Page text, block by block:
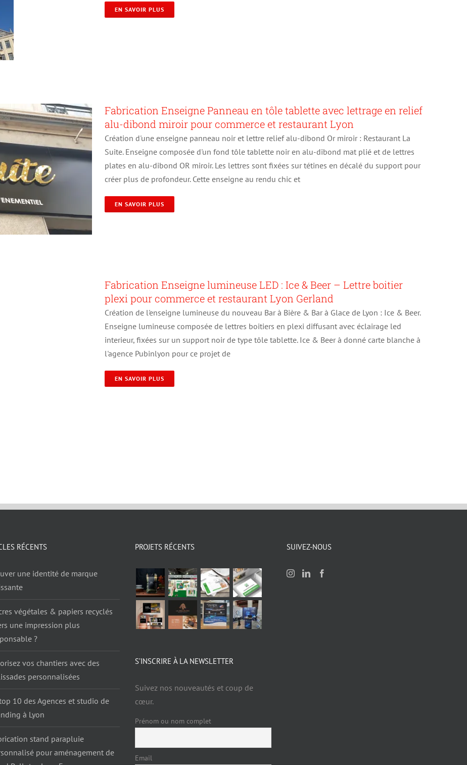
EN SAVOIR PLUS
Fabrication Enseigne Panneau en tôle tablette avec lettrage en relief
alu-dibond miroir pour commerce et restaurant Lyon
Création d'une enseigne panneau noir et lettre relief alu-dibond Or miroir : Restaurant La
Suite. Enseigne composée d'un fond tôle tablette noir en alu-dibond mat plié et de lettres
plates en alu-dibond OR miroir. Les lettres sont fixées sur tétines en décalé du support pour
créer plus de profondeur. Cette enseigne au rendu chic et
EN SAVOIR PLUS
Fabrication Enseigne lumineuse LED : Ice & Beer – Lettre boitier
plexi pour commerce et restaurant Lyon Gerland
Création de l'enseigne lumineuse du nouveau Bar à Bière & Bar à Glace de Lyon : Ice & Beer.
Enseigne lumineuse composée de lettres boitiers en plexi diffusant avec éclairage led
interieur, fixées sur un support noir de type tôle tablette. Ice & Beer à donné carte blanche à
l'agence Pubinlyon pour ce projet de
EN SAVOIR PLUS
RÉCENTS
une identité de marque
végétales & papiers recyclés
une impression plus
?
vos chantiers avec des
personnalisées
10 des Agences et studio de
à Lyon
stand parapluie
pour aménagement de
PROJETS RÉCENTS
S’INSCRIRE À LA NEWSLETTER
Suivez nos nouveautés et coup de
cœur.
Prénom ou nom complet
Email
SUIVEZ-NOUS